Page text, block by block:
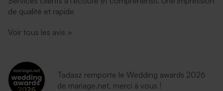
de qualité et rapide
Voir tous les avis >
Tadaaz remporte le Wedding awards 2026
de mariage.net, merci à vous !